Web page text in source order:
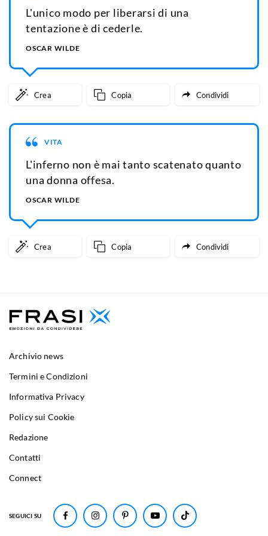
L'unico modo per liberarsi di una
tentazione è di cederle.
OSCAR WILDE
Crea Copia Condividi
VITA
L'inferno non è mai tanto scatenato quanto
una donna offesa.
OSCAR WILDE
Crea Copia Condividi
SEGUICI SU
Archivio news
Termini e Condizioni
Informativa Privacy
Policy sui Cookie
Redazione
Contatti
Connect